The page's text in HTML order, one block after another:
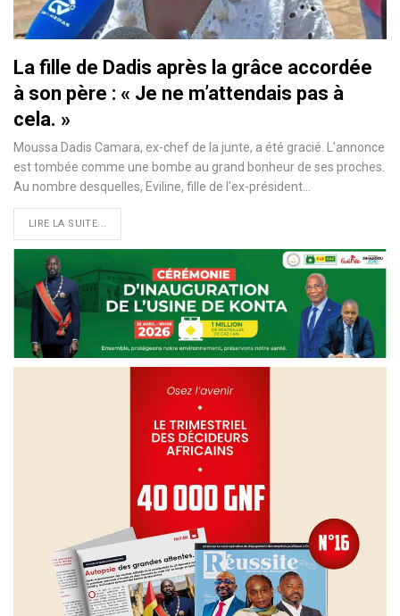
La fille de Dadis après la grâce accordée
à son père : « Je ne m’attendais pas à
cela. »
Moussa Dadis Camara, ex-chef de la junte, a été gracié. L'annonce
est tombée comme une bombe au grand bonheur de ses proches.
Au nombre desquelles, Eviline, fille de l'ex-président…
LIRE LA SUITE...